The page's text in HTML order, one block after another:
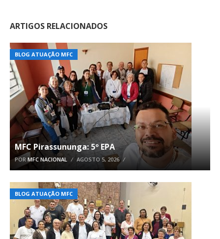
ARTIGOS RELACIONADOS
BLOG ATUAÇÃO MFC
MFC Pirassununga: 5º EPA
POR MFC NACIONAL AGOSTO 5, 2026
BLOG ATUAÇÃO MFC